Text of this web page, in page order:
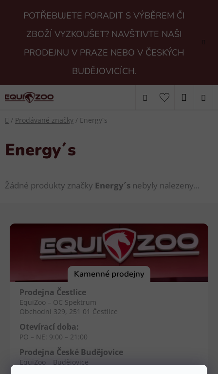
POTŘEBUJETE PORADIT S VÝBĚREM ČI
ZBOŽÍ VYZKOUŠET? NAVŠTIVTE NAŠI
PRODEJNU V PRAZE NEBO V ČESKÝCH
BUDĚJOVICÍCH.
Hledat
Domů
/ Prodávané značky / Energy´s
Energy´s
Žádné produkty značky Energy´s nebyly nalezeny...
Kamenné prodejny
Prodejna Čestlice
EquiZoo – OC Spektrum
Obchodní 329, 251 01 Čestlice
Otevírací doba:
PO – NE: 9:00 – 21:00
Prodejna České Budějovice
EquiZoo – Budějovice